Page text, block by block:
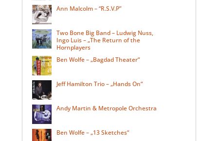
Ann Malcolm – “R.S.V.P”
Two Bone Big Band – Ludwig Nuss,
Ingo Luis – „The Return of the
Hornplayers
Ben Wolfe – „Bagdad Theater“
Jeff Hamilton Trio – „Hands On“
Andy Martin & Metropole Orchestra
Ben Wolfe – „13 Sketches“